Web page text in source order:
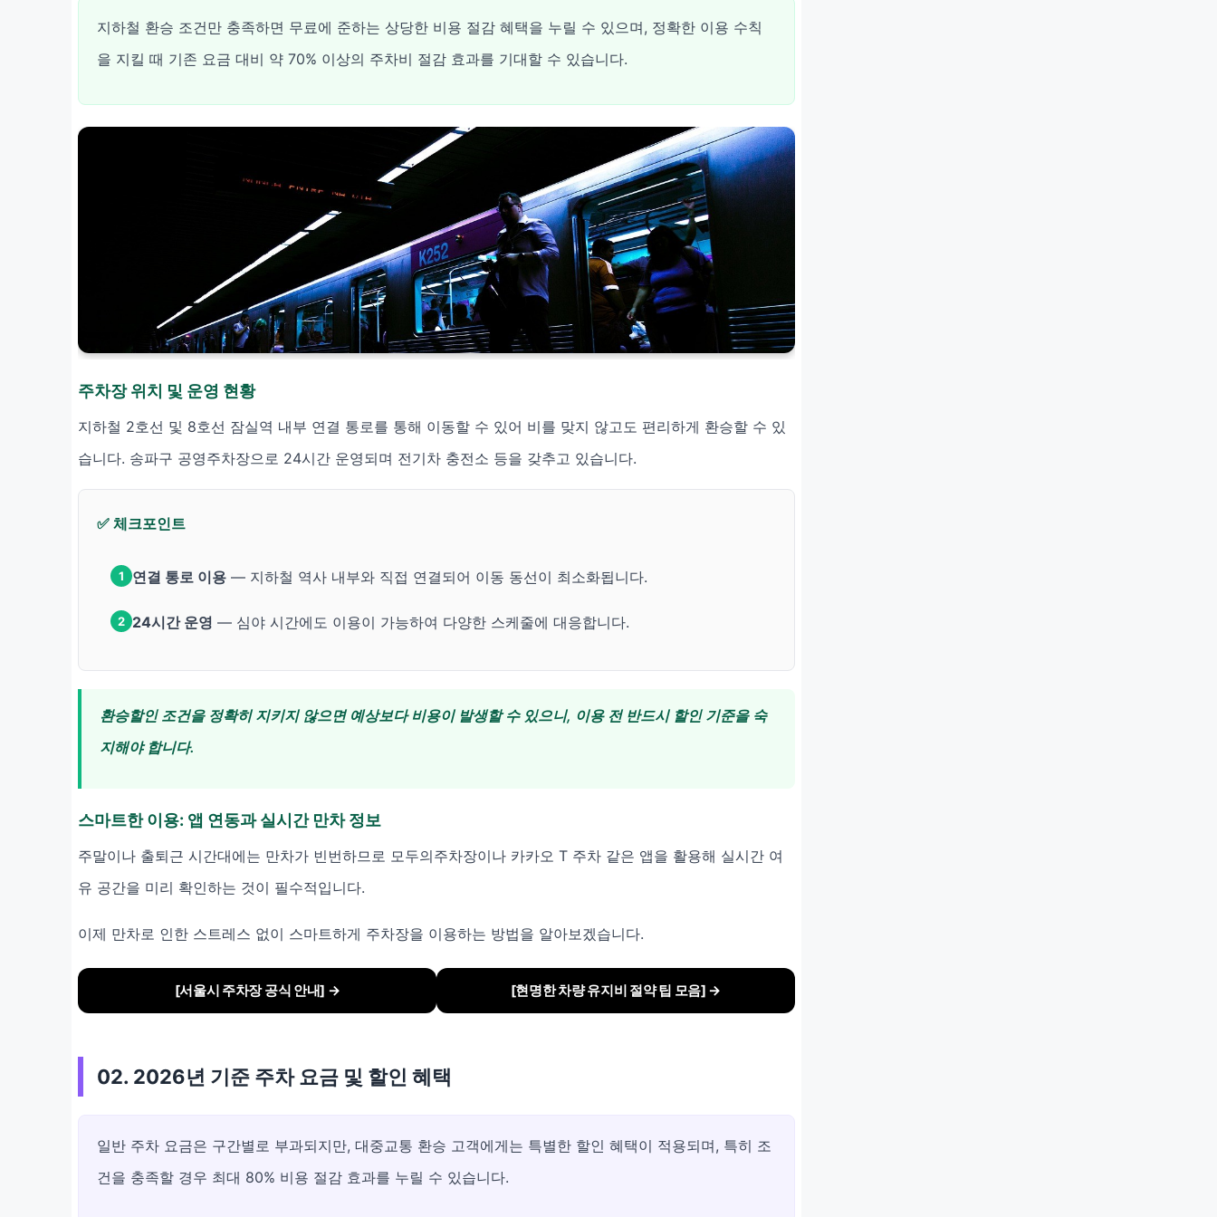
지하철 환승 조건만 충족하면 무료에 준하는 상당한 비용 절감 혜택을 누릴 수 있으며, 정확한 이용 수칙
을 지킬 때 기존 요금 대비 약 70% 이상의 주차비 절감 효과를 기대할 수 있습니다.
주차장 위치 및 운영 현황
지하철 2호선 및 8호선 잠실역 내부 연결 통로를 통해 이동할 수 있어 비를 맞지 않고도 편리하게 환승할 수 있
습니다. 송파구 공영주차장으로 24시간 운영되며 전기차 충전소 등을 갖추고 있습니다.
✅ 체크포인트
1 연결 통로 이용 — 지하철 역사 내부와 직접 연결되어 이동 동선이 최소화됩니다.
2 24시간 운영 — 심야 시간에도 이용이 가능하여 다양한 스케줄에 대응합니다.
환승할인 조건을 정확히 지키지 않으면 예상보다 비용이 발생할 수 있으니, 이용 전 반드시 할인 기준을 숙
지해야 합니다.
스마트한 이용: 앱 연동과 실시간 만차 정보
주말이나 출퇴근 시간대에는 만차가 빈번하므로 모두의주차장이나 카카오 T 주차 같은 앱을 활용해 실시간 여
유 공간을 미리 확인하는 것이 필수적입니다.
이제 만차로 인한 스트레스 없이 스마트하게 주차장을 이용하는 방법을 알아보겠습니다.
[서울시 주차장 공식 안내] → [현명한 차량 유지비 절약 팁 모음] →
02. 2026년 기준 주차 요금 및 할인 혜택
일반 주차 요금은 구간별로 부과되지만, 대중교통 환승 고객에게는 특별한 할인 혜택이 적용되며, 특히 조
건을 충족할 경우 최대 80% 비용 절감 효과를 누릴 수 있습니다.